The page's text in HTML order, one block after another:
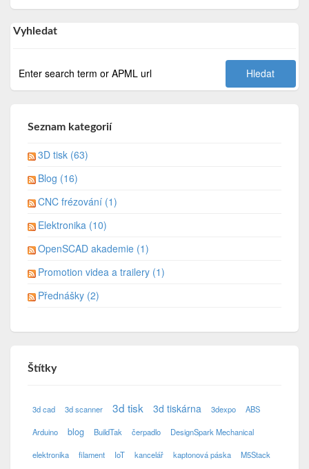
Vyhledat
Seznam kategorií
3D tisk (63)
Blog (16)
CNC frézování (1)
Elektronika (10)
OpenSCAD akademie (1)
Promotion videa a trailery (1)
Přednášky (2)
Štítky
3d cad 3d scanner 3d tisk 3d tiskárna 3dexpo ABS
Arduino blog BuildTak čerpadlo DesignSpark Mechanical
elektronika filament IoT kancelář kaptonová páska M5Stack